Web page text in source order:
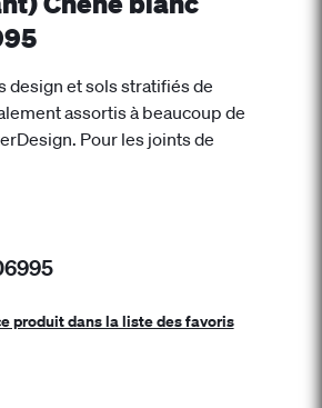
design et sols stratifiés de
assortis à beaucoup de
Pour les joints de
produit dans la liste des favoris